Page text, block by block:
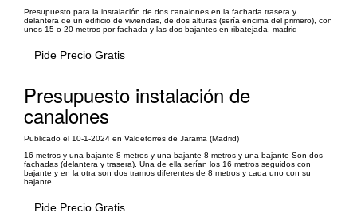
Presupuesto para la instalación de dos canalones en la fachada trasera y
delantera de un edificio de viviendas, de dos alturas (sería encima del primero), con
unos 15 o 20 metros por fachada y las dos bajantes en ribatejada, madrid
Pide Precio Gratis
Presupuesto instalación de
canalones
Publicado el 10-1-2024 en Valdetorres de Jarama (Madrid)
16 metros y una bajante 8 metros y una bajante 8 metros y una bajante Son dos
fachadas (delantera y trasera). Una de ella serían los 16 metros seguidos con
bajante y en la otra son dos tramos diferentes de 8 metros y cada uno con su
bajante
Pide Precio Gratis